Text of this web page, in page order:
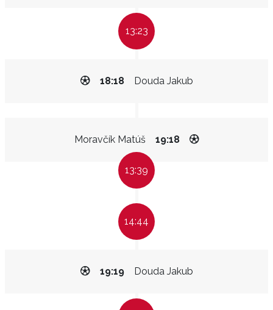
13:23
Douda Jakub
18:18
Moravčík Matúš 19:18
13:39
14:44
Douda Jakub
19:19